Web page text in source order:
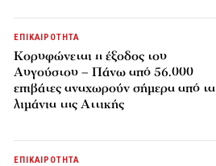
ΕΠΙΚΑΙΡΟΤΗΤΑ
Κορυφώνεται η έξοδος του
Αυγούστου – Πάνω από 56.000
επιβάτες αναχωρούν σήμερα από τα
λιμάνια της Αττικής
ΕΠΙΚΑΙΡΟΤΗΤΑ